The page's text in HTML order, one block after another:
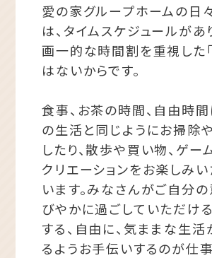
愛の家グループホームの日
は、タイムスケジュールがあ
画一的な時間割を重視した
はないからです。
食事、お茶の時間、自由時
の生活と同じようにお掃除
したり、散歩や買い物、ゲー
クリエーションをお楽しみ
います。みなさんがご自分の
びやかに過ごしていただけ
する、自由に、気ままな生
るようお手伝いするのが仕事